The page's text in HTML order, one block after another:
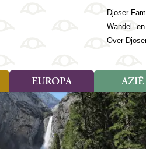
Djoser
Wandel-
Over
(Frans) Guyana
Galapagos
Guatemala
EUROPA
Soort reizen
Rondreis (28)
Familiereis (11)
Fietsreis (8)
AZIË
Soort reizen
Rondreis
Familiereis
Fietsreis (3)